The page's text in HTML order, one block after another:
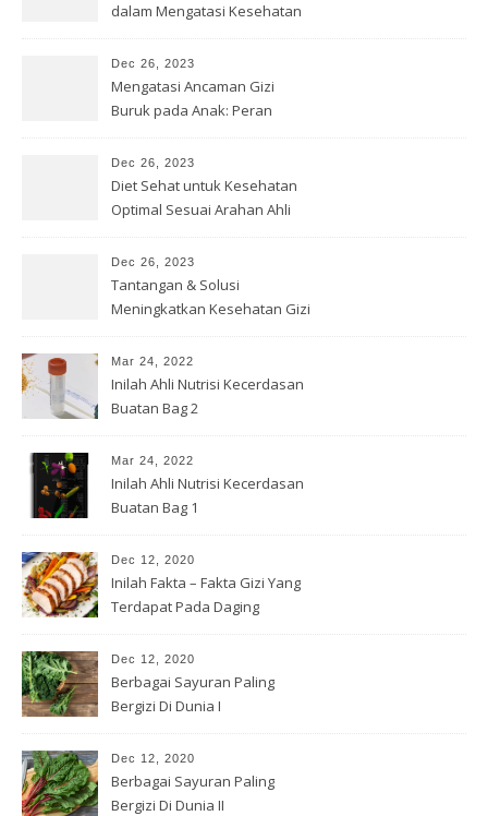
dalam Mengatasi Kesehatan
Dec 26, 2023
Mengatasi Ancaman Gizi
Buruk pada Anak: Peran
Dec 26, 2023
Diet Sehat untuk Kesehatan
Optimal Sesuai Arahan Ahli
Dec 26, 2023
Tantangan & Solusi
Meningkatkan Kesehatan Gizi
Mar 24, 2022
Inilah Ahli Nutrisi Kecerdasan
Buatan Bag 2
Mar 24, 2022
Inilah Ahli Nutrisi Kecerdasan
Buatan Bag 1
Dec 12, 2020
Inilah Fakta – Fakta Gizi Yang
Terdapat Pada Daging
Dec 12, 2020
Berbagai Sayuran Paling
Bergizi Di Dunia I
Dec 12, 2020
Berbagai Sayuran Paling
Bergizi Di Dunia II